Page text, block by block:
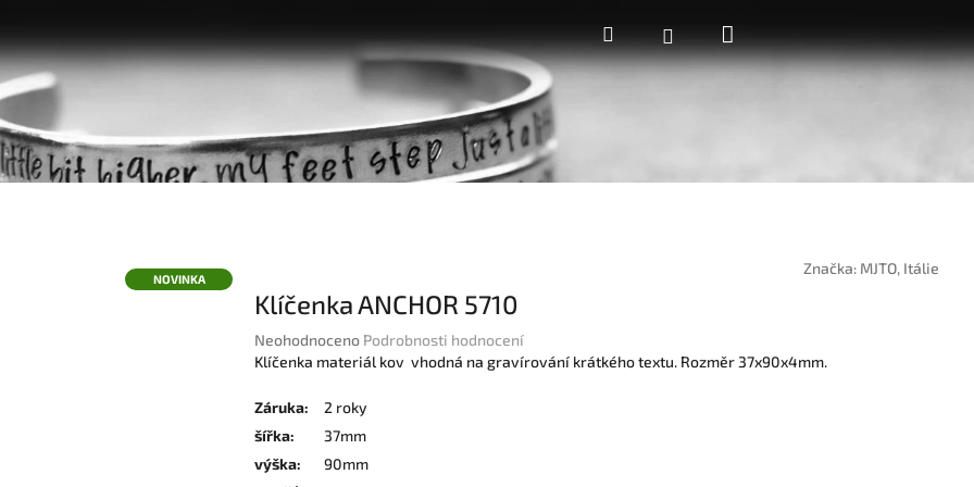
HledatPřihlášeníNákupní
košík
NOVINKA
Značka: MJTO, Itálie
Klíčenka ANCHOR 5710
Průměrné
hodnocení
je
0,0
z
5
Neohodnoceno Podrobnosti hodnocení
Klíčenka materiál kov vhodná na gravírování krátkého textu. Rozměr 37x90x4mm.
Záruka:
2 roky
šířka:
37mm
výška:
90mm